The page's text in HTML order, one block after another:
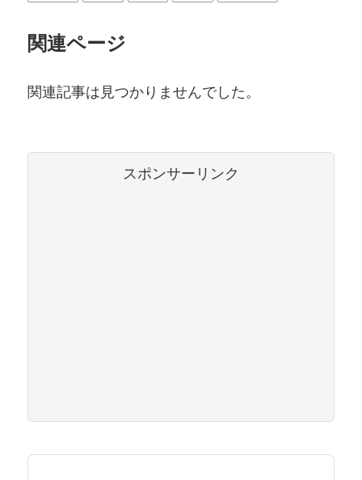
関連ページ
関連記事は見つかりませんでした。
スポンサーリンク